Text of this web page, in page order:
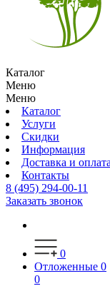
Каталог
Меню
Меню
Каталог
Услуги
Скидки
Информация
Доставка и оплата
Контакты
8 (495) 294-00-11
Заказать звонок
0
Отложенные 0
0